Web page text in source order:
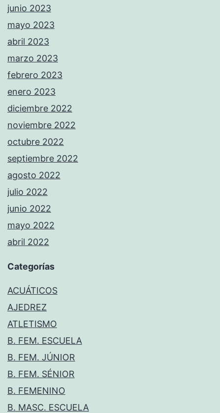
junio 2023
mayo 2023
abril 2023
marzo 2023
febrero 2023
enero 2023
diciembre 2022
noviembre 2022
octubre 2022
septiembre 2022
agosto 2022
julio 2022
junio 2022
mayo 2022
abril 2022
Categorías
ACUÁTICOS
AJEDREZ
ATLETISMO
B. FEM. ESCUELA
B. FEM. JÚNIOR
B. FEM. SÉNIOR
B. FEMENINO
B. MASC. ESCUELA